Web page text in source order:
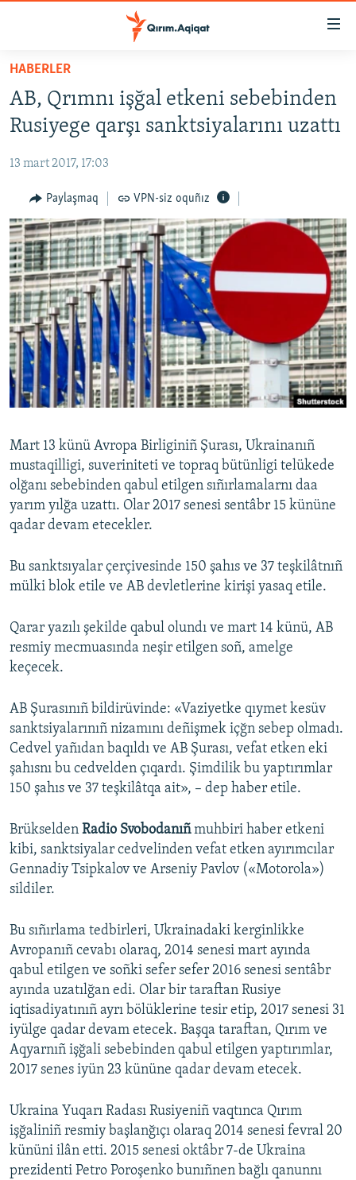
Esas
qaytmaq
Baş
navigatsiyağa
qaytmaq
qaytmaq
SİYASET
İQTİSADİYAT
CEMİYET
MEDENİYET
İNSAN AQLARI
VİDEO
SÜRET
BLOGLAR
FİKİR
Русский
Українською
QOŞULIÑIZ!
RFE/RS bütün saytları
HABERLER
AB, Qrımnı işğal etkeni sebebinden
Rusiyege qarşı sanktsiyalarını uzattı
13 mart 2017, 17:03
Paylaşmaq VPN-siz oquñız
Mart 13 künü Avropa Birliginiñ Şurası, Ukrainanıñ
mustaqilligi, suveriniteti ve topraq bütünligi telükede
olğanı sebebinden qabul etilgen sıñırlamalarnı daa
yarım yılğa uzattı. Olar 2017 senesi sentâbr 15 kününe
qadar devam etecekler.
Bu sanktsıyalar çerçivesinde 150 şahıs ve 37 teşkilâtnıñ
mülki blok etile ve AB devletlerine kirişi yasaq etile.
Qarar yazılı şekilde qabul olundı ve mart 14 künü, AB
resmiy mecmuasında neşir etilgen soñ, amelge
keçecek.
AB Şurasınıñ bildirüvinde: «Vaziyetke qıymet kesüv
sanktsiyalarınıñ nizamını deñişmek içğn sebep olmadı.
Cedvel yañıdan baqıldı ve AB Şurası, vefat etken eki
şahısnı bu cedvelden çıqardı. Şimdilik bu yaptırımlar
150 şahıs ve 37 teşkilâtqa ait», – dep haber etile.
Brükselden Radio Svobodanıñmuhbiri haber etkeni
kibi, sanktsiyalar cedvelinden vefat etken ayırımcılar
Gennadiy Tsipkalov ve Arseniy Pavlov («Motorola»)
sildiler.
Bu sıñırlama tedbirleri, Ukrainadaki kerginlikke
Avropanıñ cevabı olaraq, 2014 senesi mart ayında
qabul etilgen ve soñki sefer sefer 2016 senesi sentâbr
ayında uzatılğan edi. Olar bir taraftan Rusiye
iqtisadiyatınıñ ayrı bölüklerine tesir etip, 2017 senesi 31
iyülge qadar devam etecek. Başqa taraftan, Qırım ve
Aqyarnıñ işğali sebebinden qabul etilgen yaptırımlar,
2017 senes iyün 23 kününe qadar devam etecek.
Ukraina Yuqarı Radası Rusiyeniñ vaqtınca Qırım
işğaliniñ resmiy başlanğıçı olaraq 2014 senesi fevral 20
kününi ilân etti. 2015 senesi oktâbr 7-de Ukraina
prezidenti Petro Poroşenko bunıñnen bağlı qanunnı